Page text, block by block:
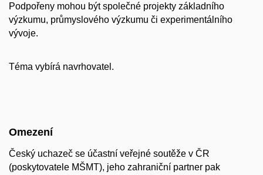
Podpořeny mohou být společné projekty základního
výzkumu, průmyslového výzkumu či experimentálního
vývoje.
Téma vybírá navrhovatel.
Omezení
Český uchazeč se účastní veřejné soutěže v ČR
(poskytovatele MŠMT), jeho zahraniční partner pak